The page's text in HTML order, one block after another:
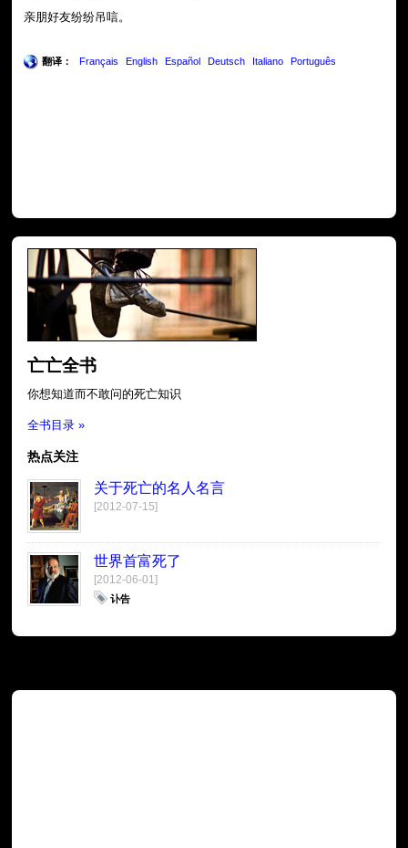
亲朋好友纷纷吊唁。
翻译： Français English Español Deutsch Italiano Português
亡亡全书
你想知道而不敢问的死亡知识
全书目录 »
热点关注
关于死亡的名人名言
[2012-07-15]
世界首富死了
[2012-06-01]
讣告